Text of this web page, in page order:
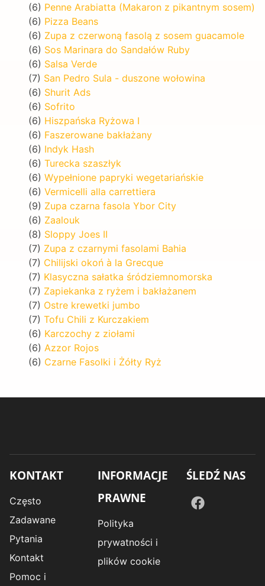
(6) Penne Arabiatta (Makaron z pikantnym sosem)
(6) Pizza Beans
(6) Zupa z czerwoną fasolą z sosem guacamole
(6) Sos Marinara do Sandałów Ruby
(6) Salsa Verde
(7) San Pedro Sula - duszone wołowina
(6) Shurit Ads
(6) Sofrito
(6) Hiszpańska Ryżowa I
(6) Faszerowane bakłażany
(6) Indyk Hash
(6) Turecka szaszłyk
(6) Wypełnione papryki wegetariańskie
(6) Vermicelli alla carrettiera
(9) Zupa czarna fasola Ybor City
(6) Zaalouk
(8) Sloppy Joes II
(7) Zupa z czarnymi fasolami Bahia
(7) Chilijski okoń à la Grecque
(7) Klasyczna sałatka śródziemnomorska
(7) Zapiekanka z ryżem i bakłażanem
(7) Ostre krewetki jumbo
(7) Tofu Chili z Kurczakiem
(6) Karczochy z ziołami
(6) Azzor Rojos
(6) Czarne Fasolki i Żółty Ryż
KONTAKT
Często
Zadawane
Pytania
Kontakt
Pomoc i
INFORMACJE
PRAWNE
Polityka
prywatności i
plików cookie
ŚLEDŹ NAS